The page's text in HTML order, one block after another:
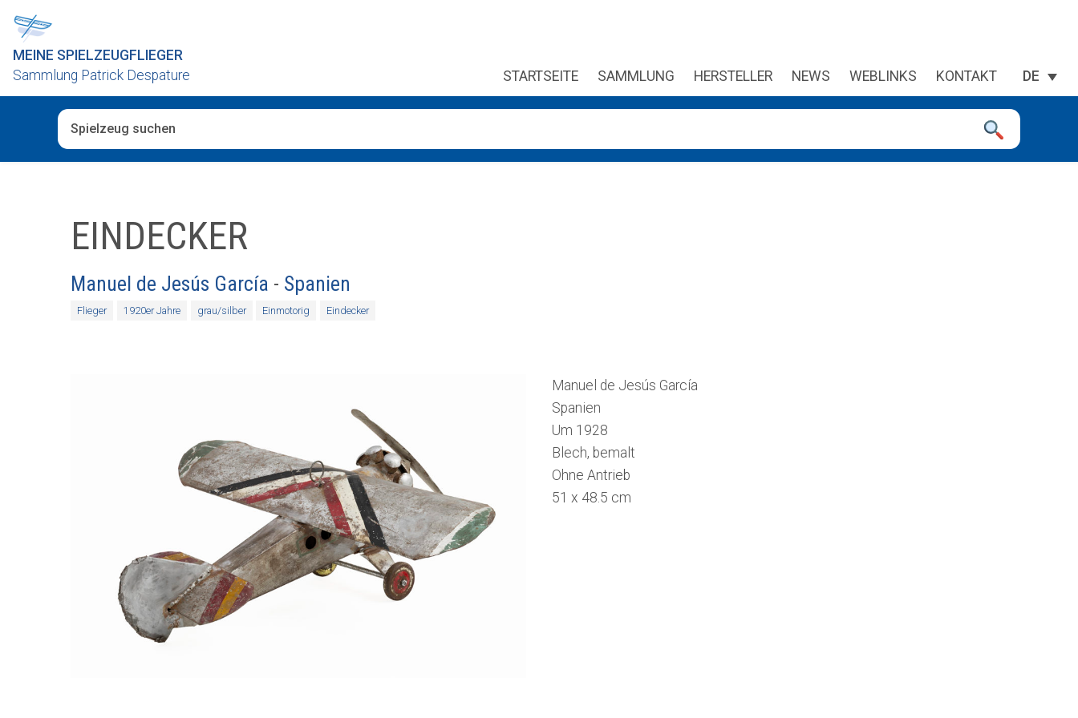
MEINE SPIELZEUGFLIEGER
Sammlung Patrick Despature
STARTSEITE SAMMLUNG HERSTELLER NEWS WEBLINKS KONTAKT DE
EINDECKER
Manuel de Jesús García - Spanien
Flieger 1920er Jahre grau/silber Einmotorig Eindecker
Manuel de Jesús García
Spanien
Um 1928
Blech, bemalt
Ohne Antrieb
51 x 48.5 cm